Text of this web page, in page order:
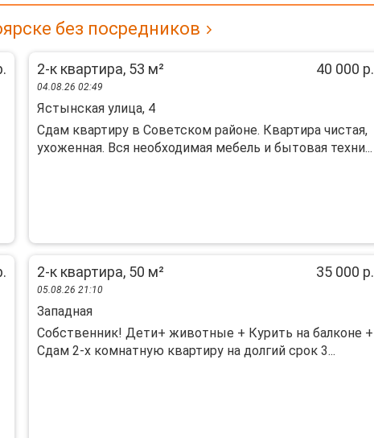
без посредников
2-к квартира, 53 м² 40 000 р.
04.08.26 02:49
Ястынская улица, 4
Сдам квартиру в Советском районе. Квартира чистая,
ухоженная. Вся необходимая мебель и бытовая техни...
2-к квартира, 50 м² 35 000 р.
05.08.26 21:10
Западная
Собственник! Дети+ животные + Курить на балконе +
Сдам 2-х комнатную квартиру на долгий срок 3...